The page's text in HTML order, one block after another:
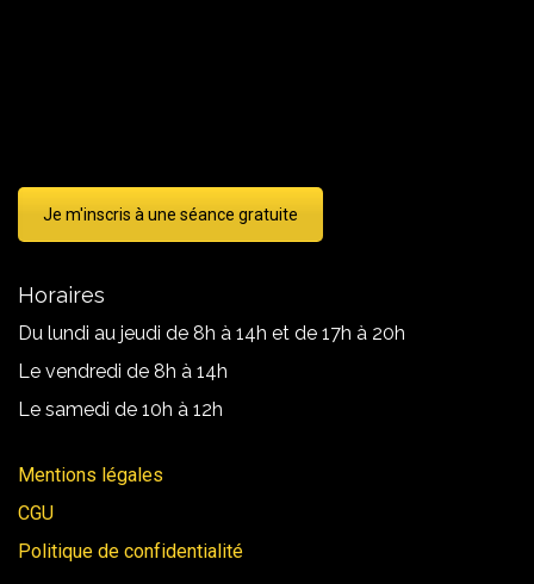
Je m'inscris à une séance gratuite
Horaires
Du lundi au jeudi de 8h à 14h et de 17h à 20h
Le vendredi de 8h à 14h
Le samedi de 10h à 12h
Mentions légales
CGU
Politique de confidentialité